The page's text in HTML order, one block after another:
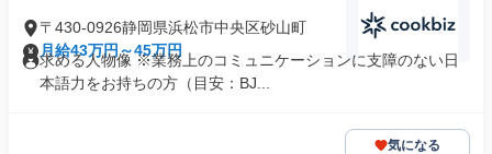
〒430-0926静岡県浜松市中央区砂山町
月給43万円～45万円
求める人物像 ※業務上のコミュニケーションに支障のない日
本語力をお持ちの方（目安：BJ...
気になる